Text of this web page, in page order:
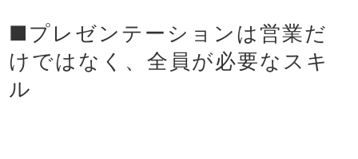
■プレゼンテーションは営業だ
けではなく、全員が必要なスキ
ル